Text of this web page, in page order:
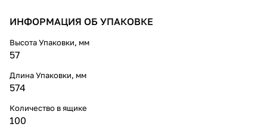
ИНФОРМАЦИЯ ОБ УПАКОВКЕ
Высота Упаковки, мм
57
Длина Упаковки, мм
574
Количество в ящике
100